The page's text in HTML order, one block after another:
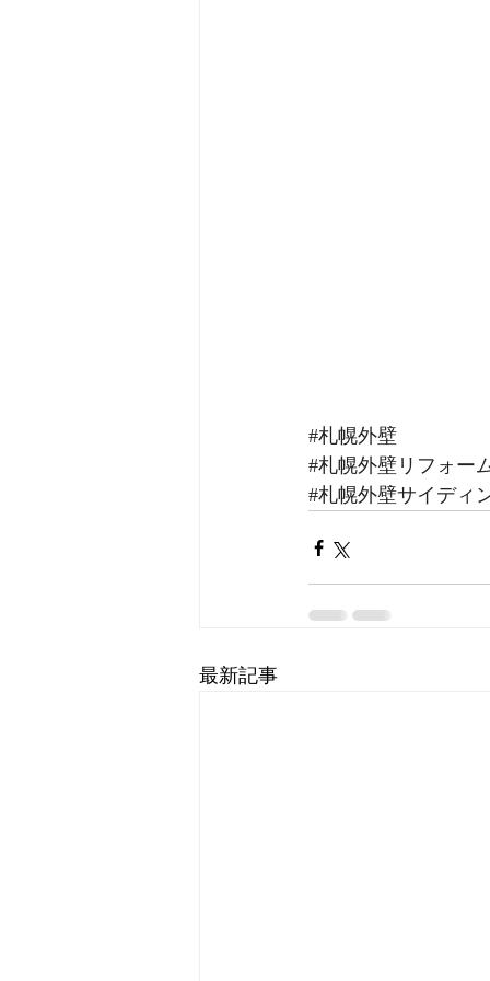
#札幌外壁
#札幌外壁リフォー
#札幌外壁サイディ
最新記事